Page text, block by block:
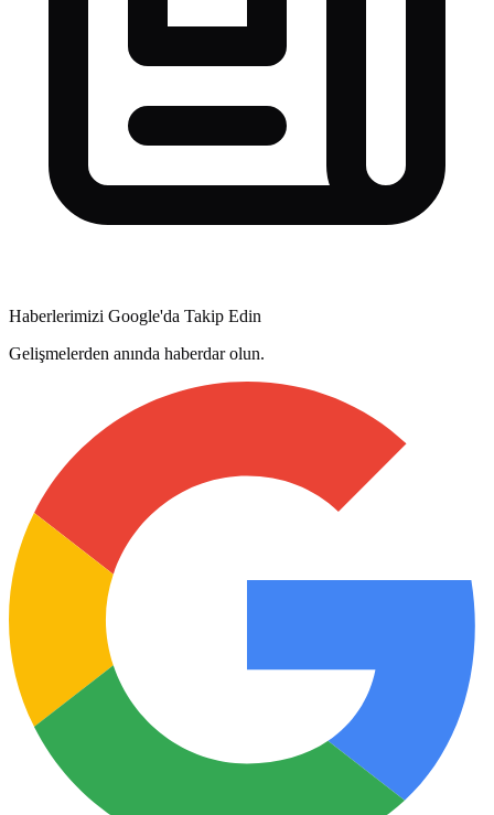
Haberlerimizi Google'da Takip Edin
Gelişmelerden anında haberdar olun.